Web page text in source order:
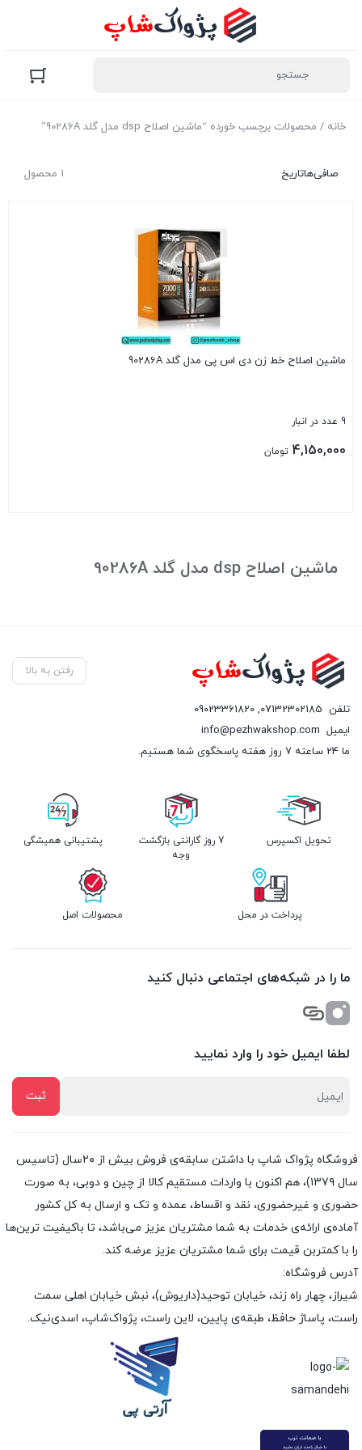
خانه / محصولات برچسب خورده “ماشین اصلاح dsp مدل گلد 90286A”
1 محصول صافی‌هاتاریخ
ماشین اصلاح خط زن دی اس پی مدل گلد 90286A
9 عدد در انبار
4,150,000 تومان
ماشین اصلاح dsp مدل گلد 90286A
رفتن به بالا
تلفن 07132302185
,
09023361820
ایمیل info@pezhwakshop.com
ما 24 ساعته 7 روز هفته پاسخگوی شما هستیم.
تحویل اکسپرس
7 روز گارانتی بازگشت
وجه
پشتیبانی همیشگی
پرداخت در محل محصولات اصل
ما را در شبکه‌های اجتماعی دنبال کنید
لطفا ایمیل خود را وارد نمایید
فروشگاه پژواک شاپ با داشتن سابقه‌ی فروش بیش از ۲۰سال (تاسیس
سال ۱۳۷۹)، هم اکنون با واردات مستقیم کالا از چین و دوبی، به صورت
حضوری و غیرحضوری، نقد و اقساط، عمده و تک و ارسال به کل کشور
آماده‌ی ارائه‌ی خدمات به شما مشتریان عزیز می‌باشد، تا باکیفیت ترین‌ها
را با کمتربن قیمت برای شما مشتریان عزیز عرضه کند.
آدرس فروشگاه:
شیراز، چهار راه زند، خیابان توحید(داریوش)، نبش خیابان اهلی سمت
راست، پاساژ حافظ، طبقه‌ی پایین، لاین راست، پژواک‌شاپ، اسدی‌نیک.